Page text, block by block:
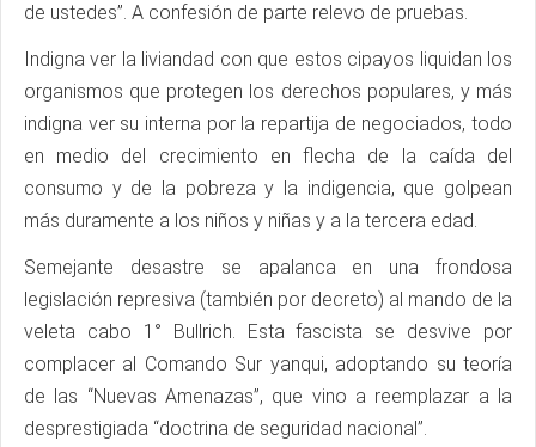
de ustedes”. A confesión de parte relevo de pruebas.
Indigna ver la liviandad con que estos cipayos liquidan los
organismos que protegen los derechos populares, y más
indigna ver su interna por la repartija de negociados, todo
en medio del crecimiento en flecha de la caída del
consumo y de la pobreza y la indigencia, que golpean
más duramente a los niños y niñas y a la tercera edad.
Semejante desastre se apalanca en una frondosa
legislación represiva (también por decreto) al mando de la
veleta cabo 1° Bullrich. Esta fascista se desvive por
complacer al Comando Sur yanqui, adoptando su teoría
de las “Nuevas Amenazas”, que vino a reemplazar a la
desprestigiada “doctrina de seguridad nacional”.